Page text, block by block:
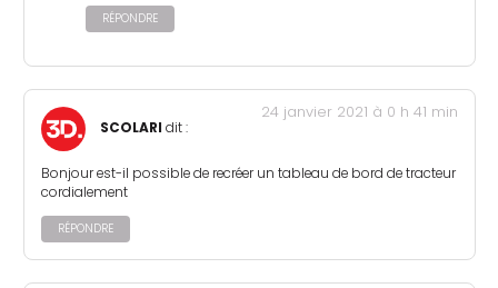
RÉPONDRE
SCOLARI dit :
24 janvier 2021 à 0 h 41 min
Bonjour est-il possible de recréer un tableau de bord de tracteur
cordialement
RÉPONDRE